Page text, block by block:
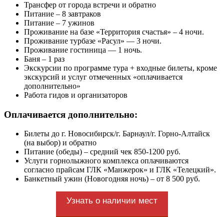
Трансфер от города встречи и обратно
Питание – 8 завтраков
Питание – 7 ужинов
Проживание на базе «Территория счастья» – 4 ночи.
Проживание турбазе «Расул» — 3 ночи.
Проживание гостиница — 1 ночь.
Баня – 1 раз
Экскурсии по программе тура + входные билеты, кроме
экскурсий и услуг отмеченных «оплачивается
дополнительно»
Работа гидов и организаторов
Оплачивается дополнительно:
Билеты до г. Новосибирск/г. Барнаул/г. Горно-Алтайск
(на выбор) и обратно
Питание (обеды) – средний чек 850-1200 руб.
Услуги горнолыжного комплекса оплачиваются
согласно прайсам ГЛК «Манжерок» и ГЛК «Телецкий».
Банкетный ужин (Новогодняя ночь) – от 8 500 руб.
Узнать о наличии мест